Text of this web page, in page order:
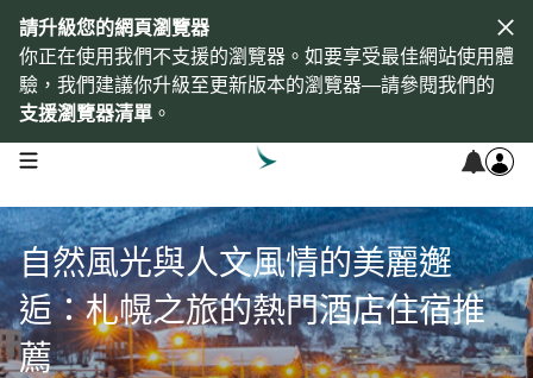
請升級您的網頁瀏覽器
你正在使用我們不支援的瀏覽器。如要享受最佳網站使用體
驗，我們建議你升級至更新版本的瀏覽器—請參閱我們的
支援瀏覽器清單 。
open navigation menu
自然風光與人文風情的美麗邂
逅：札幌之旅的熱門酒店住宿推
薦